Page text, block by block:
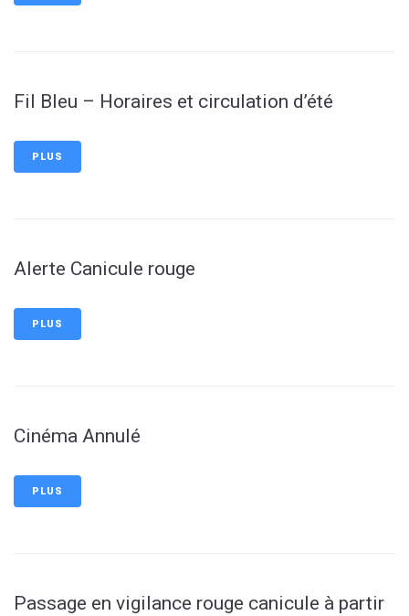
Fil Bleu – Horaires et circulation d’été
PLUS
Alerte Canicule rouge
PLUS
Cinéma Annulé
PLUS
Passage en vigilance rouge canicule à partir